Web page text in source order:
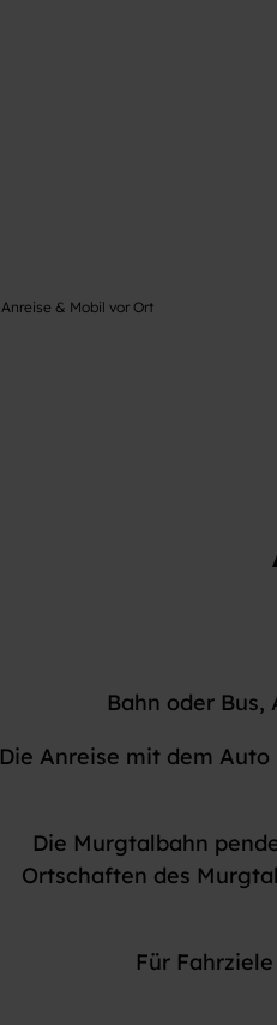
Anreise & Mobil vor Ort
Bahn oder
Die Anreise mit dem
Die Murgtalbahn
Ortschaften des
Für